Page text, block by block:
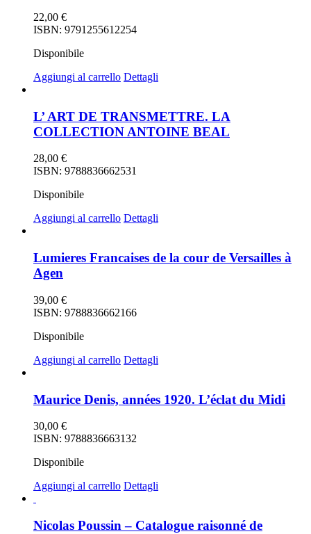
22,00 €
ISBN: 9791255612254
Disponibile
Aggiungi al carrello Dettagli
L’ ART DE TRANSMETTRE. LA
COLLECTION ANTOINE BEAL
28,00 €
ISBN: 9788836662531
Disponibile
Aggiungi al carrello Dettagli
Lumieres Francaises de la cour de Versailles à
Agen
39,00 €
ISBN: 9788836662166
Disponibile
Aggiungi al carrello Dettagli
Maurice Denis, années 1920. L’éclat du Midi
30,00 €
ISBN: 9788836663132
Disponibile
Aggiungi al carrello Dettagli
Nicolas Poussin – Catalogue raisonné de